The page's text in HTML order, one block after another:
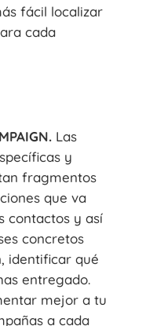
fácil localizar
cada
Las
y
fragmentos
que va
contactos y así
concretos
identificar qué
entregado.
mejor a tu
a cada